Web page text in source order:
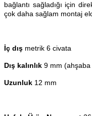
bağlantı sağladığı için
çok daha sağlam montaj
İç dış metrik 6 civata
Dış kalınlık 9 mm (ahşaba
Uzunluk 12 mm